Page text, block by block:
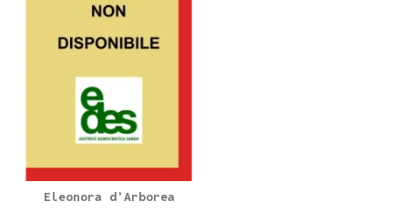
Eleonora d'Arborea